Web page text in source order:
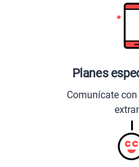
Planes
Comunícate